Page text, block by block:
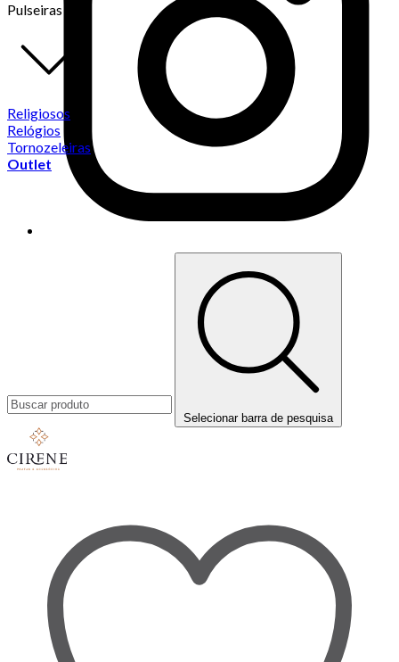
Pulseiras
Religiosos
Relógios
Tornozeleiras
Outlet
Selecionar barra de pesquisa